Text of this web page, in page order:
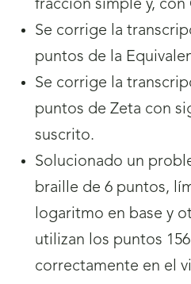
fracción simple y,
Se corrige la
puntos de la
Se corrige la
puntos de Zeta con
suscrito.
Solucionado un
braille de 6 puntos,
logaritmo en base y
utilizan los puntos
correctamente en el